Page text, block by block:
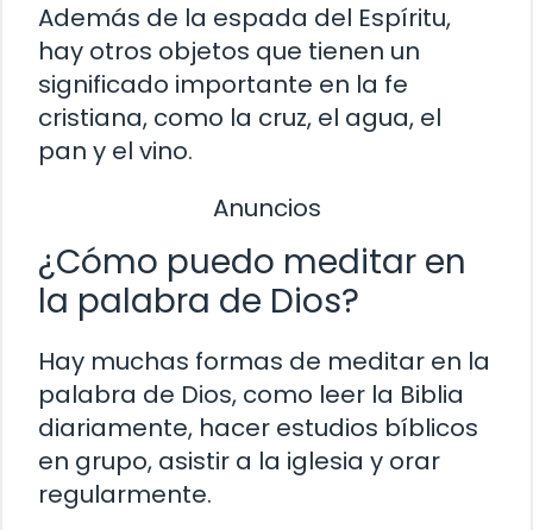
Además de la espada del Espíritu,
hay otros objetos que tienen un
significado importante en la fe
cristiana, como la cruz, el agua, el
pan y el vino.
Anuncios
¿Cómo puedo meditar en
la palabra de Dios?
Hay muchas formas de meditar en la
palabra de Dios, como leer la Biblia
diariamente, hacer estudios bíblicos
en grupo, asistir a la iglesia y orar
regularmente.